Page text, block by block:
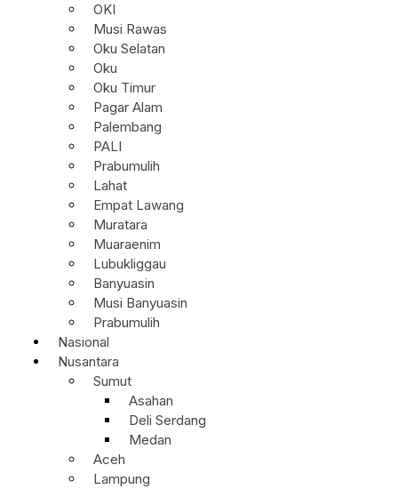
OKI
Musi Rawas
Oku Selatan
Oku
Oku Timur
Pagar Alam
Palembang
PALI
Prabumulih
Lahat
Empat Lawang
Muratara
Muaraenim
Lubukliggau
Banyuasin
Musi Banyuasin
Prabumulih
Nasional
Nusantara
Sumut
Asahan
Deli Serdang
Medan
Aceh
Lampung